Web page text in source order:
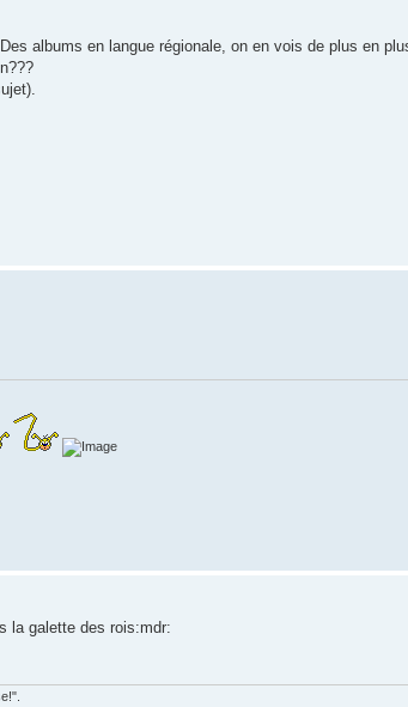
albums en langue régionale, on en vois de plus en
la galette des rois:mdr: